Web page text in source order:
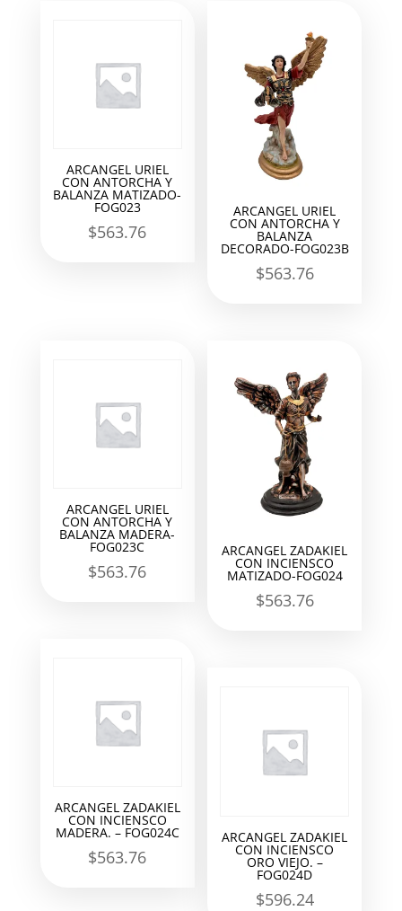
ARCANGEL URIEL
CON ANTORCHA Y
BALANZA MATIZADO-
FOG023
$563.76
ARCANGEL URIEL
CON ANTORCHA Y
BALANZA
DECORADO-FOG023B
$563.76
ARCANGEL URIEL
CON ANTORCHA Y
BALANZA MADERA-
FOG023C
$563.76
ARCANGEL ZADAKIEL
CON INCIENSCO
MATIZADO-FOG024
$563.76
ARCANGEL ZADAKIEL
CON INCIENSCO
MADERA. – FOG024C
$563.76
ARCANGEL ZADAKIEL
CON INCIENSCO
ORO VIEJO. –
FOG024D
$596.24